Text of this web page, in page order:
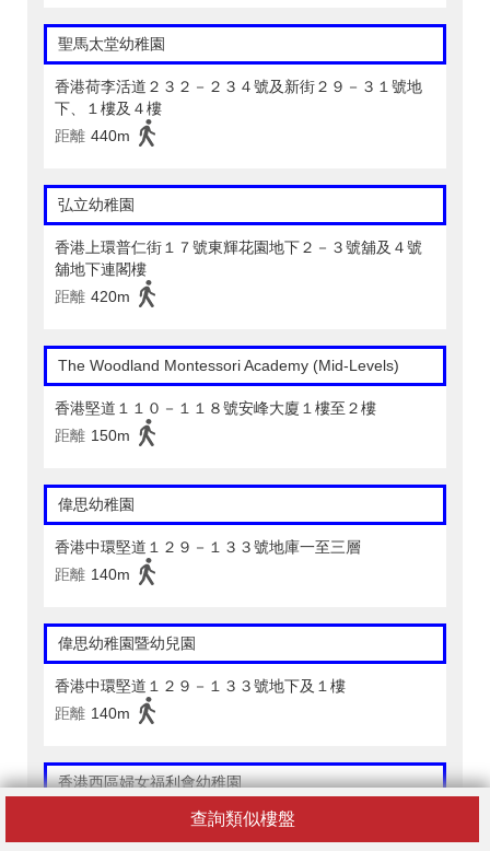
查詢類似樓盤
聖馬太堂幼稚園
香港荷李活道２３２－２３４號及新街２９－３１號地
下、１樓及４樓
距離 440m
弘立幼稚園
香港上環普仁街１７號東輝花園地下２－３號舖及４號
舖地下連閣樓
距離 420m
The Woodland Montessori Academy (Mid-Levels)
香港堅道１１０－１１８號安峰大廈１樓至２樓
距離 150m
偉思幼稚園
香港中環堅道１２９－１３３號地庫一至三層
距離 140m
偉思幼稚園暨幼兒園
香港中環堅道１２９－１３３號地下及１樓
距離 140m
香港西區婦女福利會幼稚園
香港上環必列啫士街６０號地下 １樓及３樓